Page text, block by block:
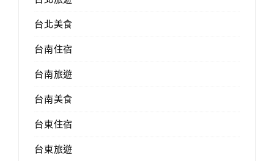
台北美食
台南住宿
台南旅遊
台南美食
台東住宿
台東旅遊